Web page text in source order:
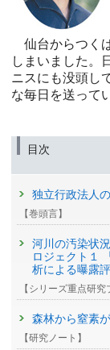
仙台からつく
しまいました。
ニスにも没頭し
な毎日を送って
目次
独立行政法人
【巻頭言】
河川の汚染状
ロジェクト１
析による曝露
【シリーズ重点研
森林から窒素
【研究ノート】